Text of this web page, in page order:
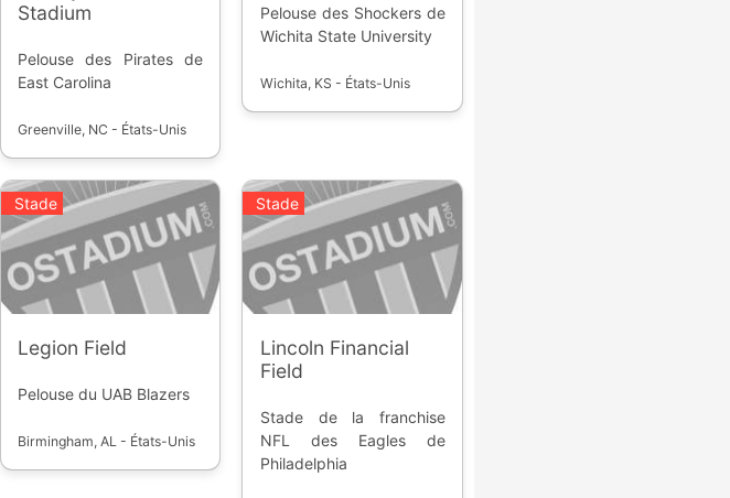
Stadium
Pelouse des Pirates de
East Carolina
Greenville, NC - États-Unis
Pelouse des Shockers de
Wichita State University
Wichita, KS - États-Unis
Stade
Legion Field
Pelouse du UAB Blazers
Birmingham, AL - États-Unis
Stade
Lincoln Financial
Field
Stade de la franchise
NFL des Eagles de
Philadelphia